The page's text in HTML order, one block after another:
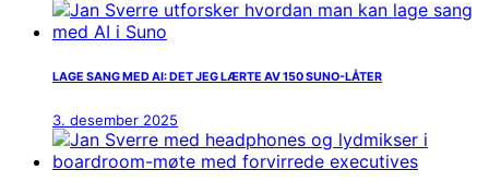
LAGE SANG MED AI: DET JEG LÆRTE AV 150 SUNO-LÅTER
3. desember 2025